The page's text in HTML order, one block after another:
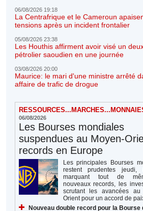
06/08/2026 19:18
La Centrafrique et le Cameroun
tensions après un incident frontalier
05/08/2026 23:38
Les Houthis affirment avoir visé un
pétrolier saoudien en une journée
03/08/2026 20:00
Maurice: le mari d'une ministre arrêté
affaire de trafic de drogue
06/08/2026
Les Bourses mondiales
suspendues au Moyen-
records en Europe
Les principales Bourses
restent prudentes jeudi,
marquant tout de
nouveaux records, les
scrutant les avancées au
Orient pour un accord de
Nouveau double record pour la Bourse